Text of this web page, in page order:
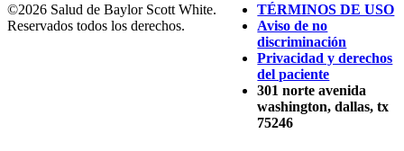
©2026 Salud de Baylor Scott White.
Reservados todos los derechos.
TÉRMINOS DE USO
Aviso de no
discriminación
Privacidad y derechos
del paciente
301 norte avenida
washington, dallas, tx
75246